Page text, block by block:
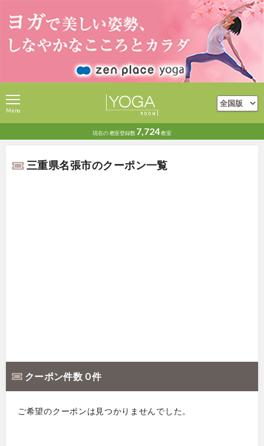
現在の教室登録数 7,724教室
Menu
三重県名張市のクーポン一覧
クーポン件数 0 件
ご希望のクーポンは見つかりませんでした。